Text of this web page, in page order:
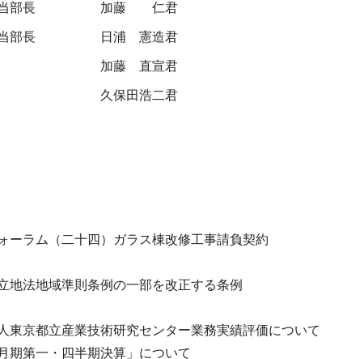
部長 加藤 仁君
部長 日浦 憲造君
加藤 直宣君
久保田浩二君
ーラム（二十四）ガラス棟改修工事請負契約
法地域準則条例の一部を改正する条例
東京都立産業技術研究センター業務実績評価について
期第一・四半期決算」について